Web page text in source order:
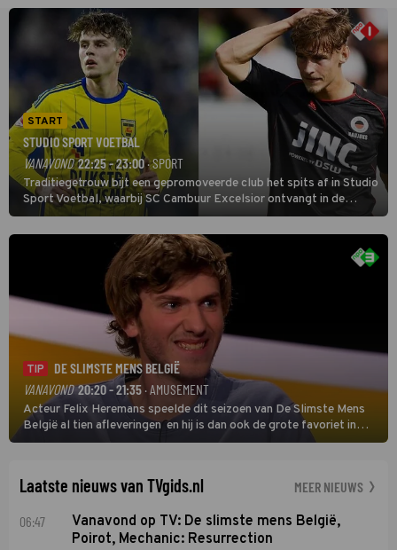
START
STUDIO SPORT VOETBAL
VANAVOND 22:25 - 23:00· SPORT
Traditiegetrouw bijt een gepromoveerde club het spits af in Studio
Sport Voetbal, waarbij SC Cambuur Excelsior ontvangt in de
eerste wedstrijd van het nieuwe Eredivisieseizoen. De nieuwe
oefenmeester is Johan Plat en hij wil aanvallend voetballen.
TIP
DE SLIMSTE MENS BELGIË
VANAVOND 20:20 - 21:35· AMUSEMENT
Acteur Felix Heremans speelde dit seizoen van De Slimste Mens
België al tien afleveringen en hij is dan ook de grote favoriet in
deze seizoensfinale. En er is Nederlandse inbreng, want komiek
Laatste nieuws van TVgids.nl MEER NIEUWS
06:47
Vanavond op TV: De slimste mens België,
Poirot, Mechanic: Resurrection